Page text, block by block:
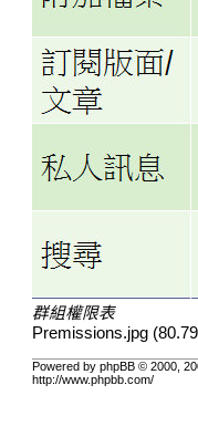
群組權限表
Premissions.jpg
Powered by phpBB © 2000,
http://www.phpbb.com/